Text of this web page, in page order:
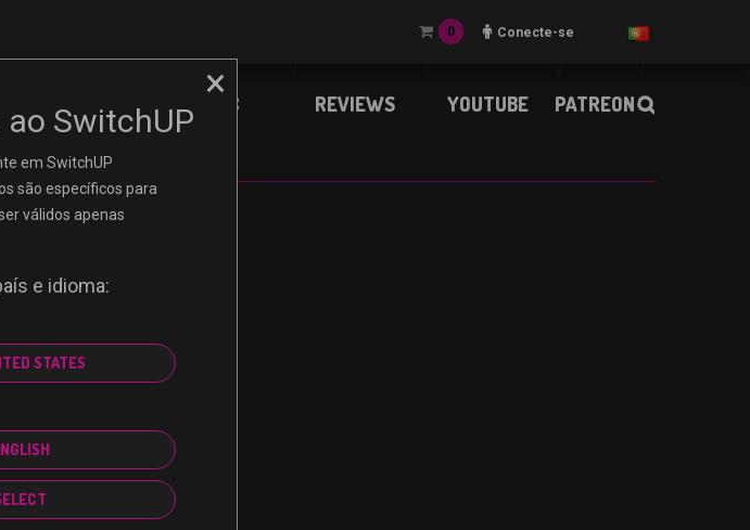
×
SwitchUP
em SwitchUP
são específicos para
válidos apenas
e idioma:
STATES
0 Conecte-se
PLAYSTATION PC REVIEWS YOUTUBE PATREON